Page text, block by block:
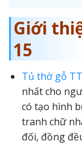
Giới
15
Tủ thờ gỗ
nhất cho
có tạo hình
tranh chữ
đối, đồng